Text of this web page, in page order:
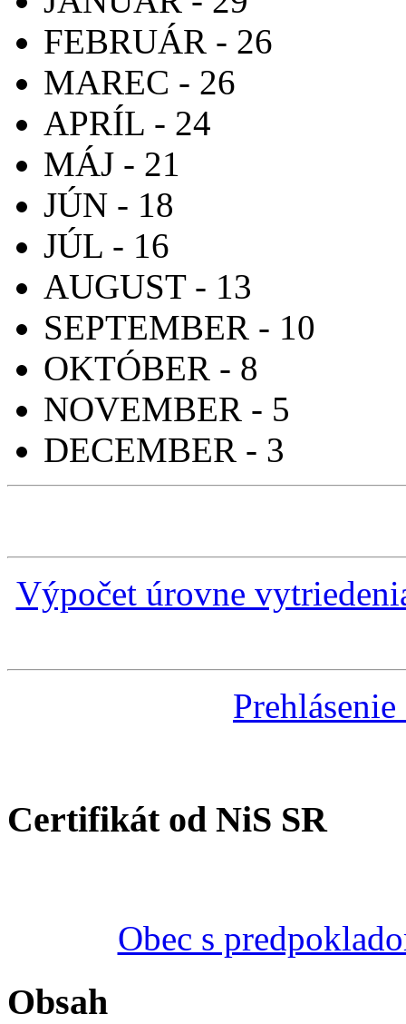
FEBRUÁR - 26
MAREC - 26
APRÍL - 24
MÁJ - 21
JÚN - 18
JÚL - 16
AUGUST - 13
SEPTEMBER - 10
OKTÓBER - 8
NOVEMBER - 5
DECEMBER - 3
Výpočet úrovne
Certifikát od NiS SR
Obec s
Obsah